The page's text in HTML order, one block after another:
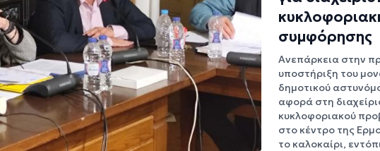
συμφόρησης
Ανεπάρκεια στην
υποστήριξη του
δημοτικού
αφορά στη
κυκλοφοριακού
στο κέντρο της
το καλοκαίρι,